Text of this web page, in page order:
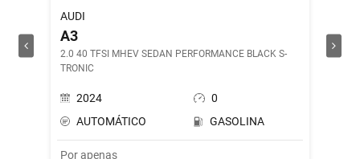
AUDI
A3
2.0 40 TFSI MHEV SEDAN PERFORMANCE BLACK S-
TRONIC
2024
0
AUTOMÁTICO
GASOLINA
Por apenas
DRILL